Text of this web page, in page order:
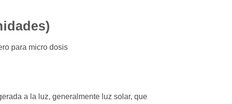
para micro dosis
a la luz, generalmente luz solar, que